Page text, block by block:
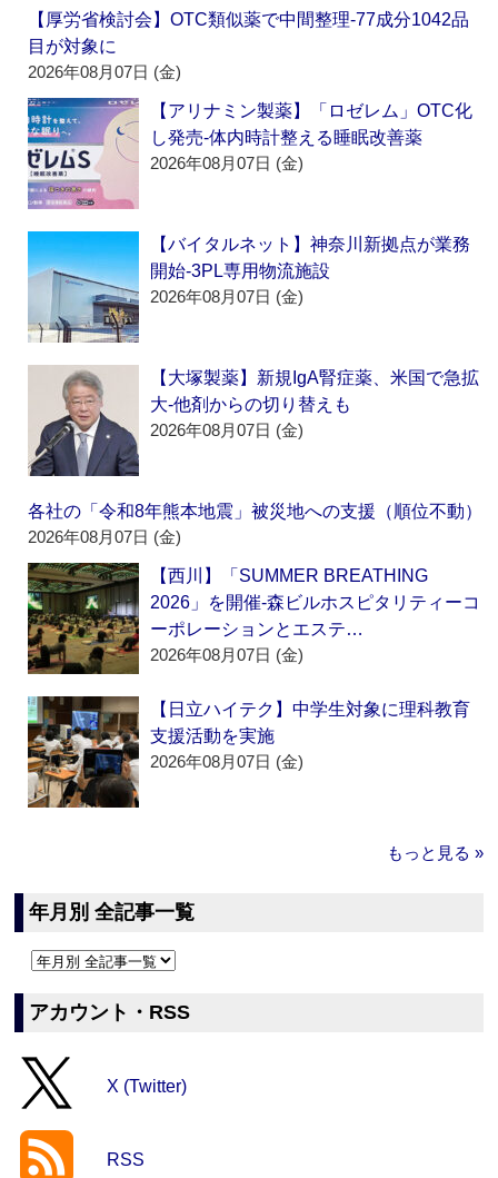
【厚労省検討会】OTC類似薬で中間整理‐77成分1042品
目が対象に
2026年08月07日 (金)
【アリナミン製薬】「ロゼレム」OTC化
し発売‐体内時計整える睡眠改善薬
2026年08月07日 (金)
【バイタルネット】神奈川新拠点が業務
開始‐3PL専用物流施設
2026年08月07日 (金)
【大塚製薬】新規IgA腎症薬、米国で急拡
大‐他剤からの切り替えも
2026年08月07日 (金)
各社の「令和8年熊本地震」被災地への支援（順位不動）
2026年08月07日 (金)
【西川】「SUMMER BREATHING
2026」を開催‐森ビルホスピタリティーコ
ーポレーションとエステ…
2026年08月07日 (金)
【日立ハイテク】中学生対象に理科教育
支援活動を実施
2026年08月07日 (金)
もっと見る »
年月別 全記事一覧
アカウント・RSS
X (Twitter)
RSS